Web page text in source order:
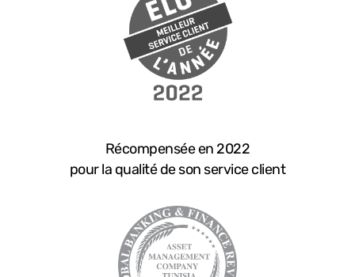
Récompensée en 2022
pour la qualité de son service client